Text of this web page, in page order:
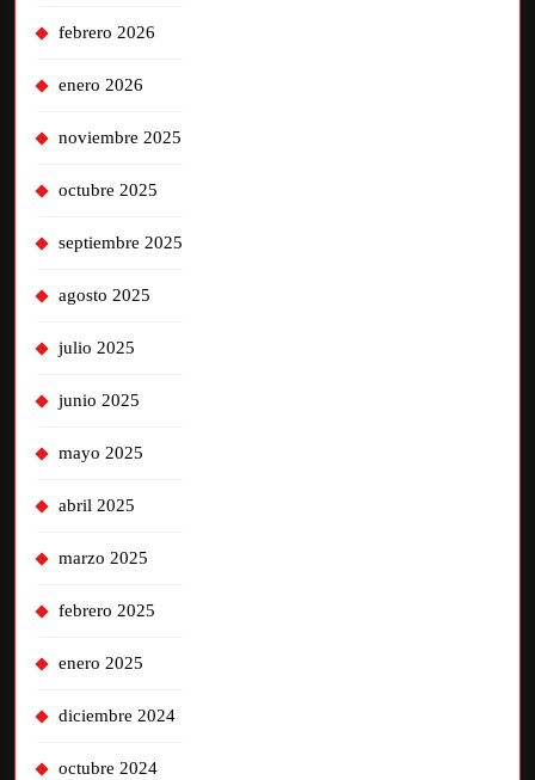
febrero 2026
enero 2026
noviembre 2025
octubre 2025
septiembre 2025
agosto 2025
julio 2025
junio 2025
mayo 2025
abril 2025
marzo 2025
febrero 2025
enero 2025
diciembre 2024
octubre 2024